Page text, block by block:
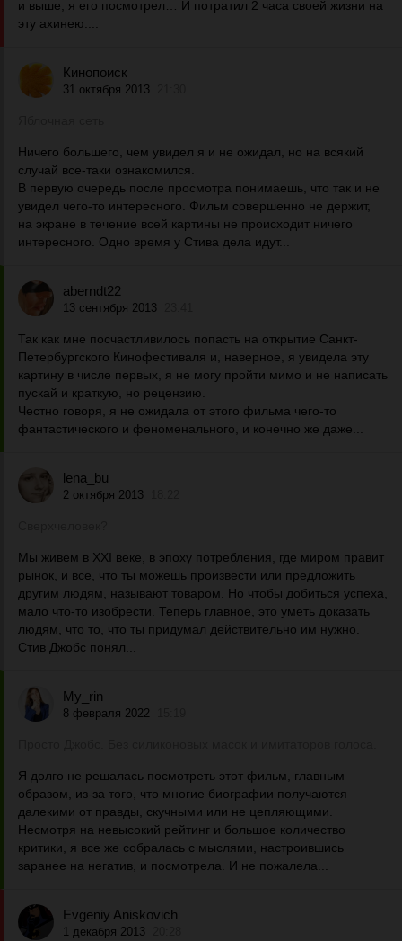
и выше, я его посмотрел… И потратил 2 часа своей жизни на
эту ахинею....
Кинопоиск
31 октября 2013
Ничего большего, чем увидел я и не ожидал, но на всякий
случай все-таки ознакомился.
В первую очередь после просмотра понимаешь, что так и не
увидел чего-то интересного. Фильм совершенно не держит,
на экране в течение всей картины не происходит ничего
интересного. Одно время у Стива дела идут...
aberndt22
13 сентября 2013
Так как мне посчастливилось попасть на открытие Санкт-
Петербургского Кинофестиваля и, наверное, я увидела эту
картину в числе первых, я не могу пройти мимо и не написать
пускай и краткую, но рецензию.
Честно говоря, я не ожидала от этого фильма чего-то
фантастического и феноменального, и конечно же даже...
lena_bu
2 октября 2013
Мы живем в XXI веке, в эпоху потребления, где миром правит
рынок, и все, что ты можешь произвести или предложить
другим людям, называют товаром. Но чтобы добиться успеха,
мало что-то изобрести. Теперь главное, это уметь доказать
людям, что то, что ты придумал действительно им нужно.
Стив Джобс понял...
My_rin
8 февраля 2022
Я долго не решалась посмотреть этот фильм, главным
образом, из-за того, что многие биографии получаются
далекими от правды, скучными или не цепляющими.
Несмотря на невысокий рейтинг и большое количество
критики, я все же собралась с мыслями, настроившись
заранее на негатив, и посмотрела. И не пожалела...
Evgeniy Aniskovich
1 декабря 2013